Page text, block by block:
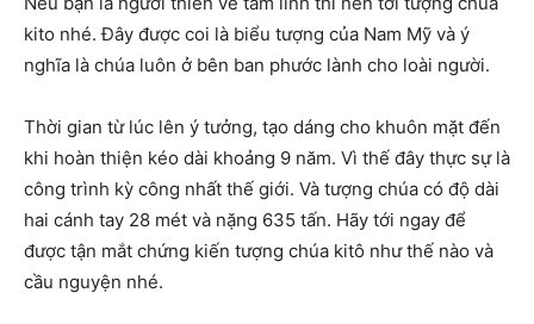
kito nhé. Đây được coi là biểu tượng của Nam Mỹ và ý
nghĩa là chúa luôn ở bên ban phước lành cho loài người.
Thời gian từ lúc lên ý tưởng, tạo dáng cho khuôn mặt đến
khi hoàn thiện kéo dài khoảng 9 năm. Vì thế đây thực sự là
công trình kỳ công nhất thế giới. Và tượng chúa có độ dài
hai cánh tay 28 mét và nặng 635 tấn. Hãy tới ngay để
được tận mắt chứng kiến tượng chúa kitô như thế nào và
cầu nguyện nhé.